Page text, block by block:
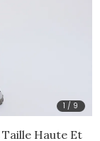
1 / 9
Taille Haute Et